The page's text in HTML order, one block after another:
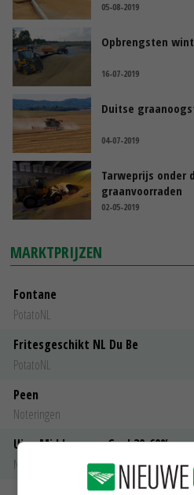
05-08-2019
Opbrengsten
16-07-2019
Duitse
04-07-2019
Tarweprijs onder
graanvoorraden
02-05-2019
MARKTPRIJZEN
Fontane
PotatoNL
Fritesgeschikt NL Du Be
PotatoNL
Peen
Noteringen
Uien Middenmeer Geel 30-60%
Noteringen